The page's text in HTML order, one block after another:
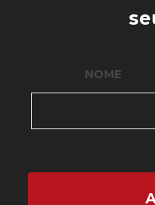
NOME